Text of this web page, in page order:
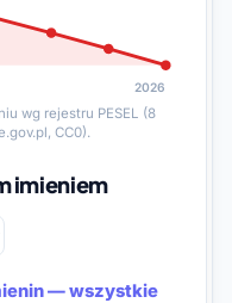
2026
wg rejestru PESEL (8
CC0).
imieniem
— wszystkie